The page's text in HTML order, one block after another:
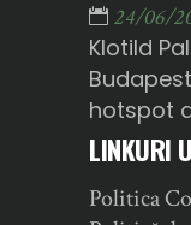
24/06/
Klotild
hotspot
LINKURI
Politica